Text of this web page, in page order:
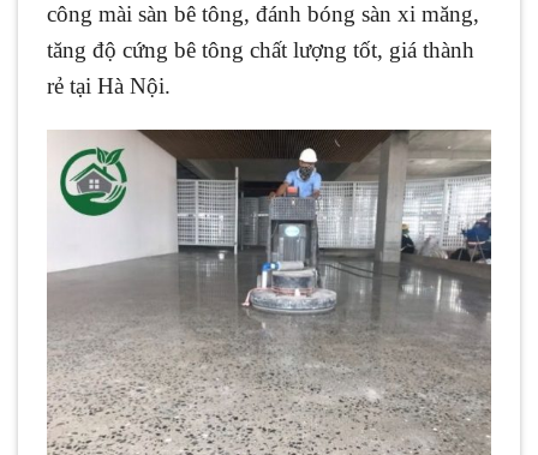
công mài sàn bê tông, đánh bóng sàn xi măng,
tăng độ cứng bê tông chất lượng tốt, giá thành
rẻ tại Hà Nội.